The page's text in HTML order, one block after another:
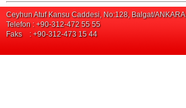
Ceyhun Atuf Kansu Caddesi, No:128, Balgat/ANKARA
Telefon : +90-312-472 55 55
Faks : +90-312-473 15 44